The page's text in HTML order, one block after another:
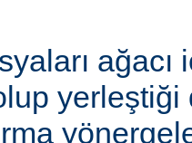
yerleştiği